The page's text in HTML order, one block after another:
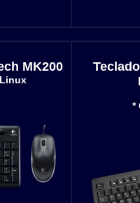
MK200
*